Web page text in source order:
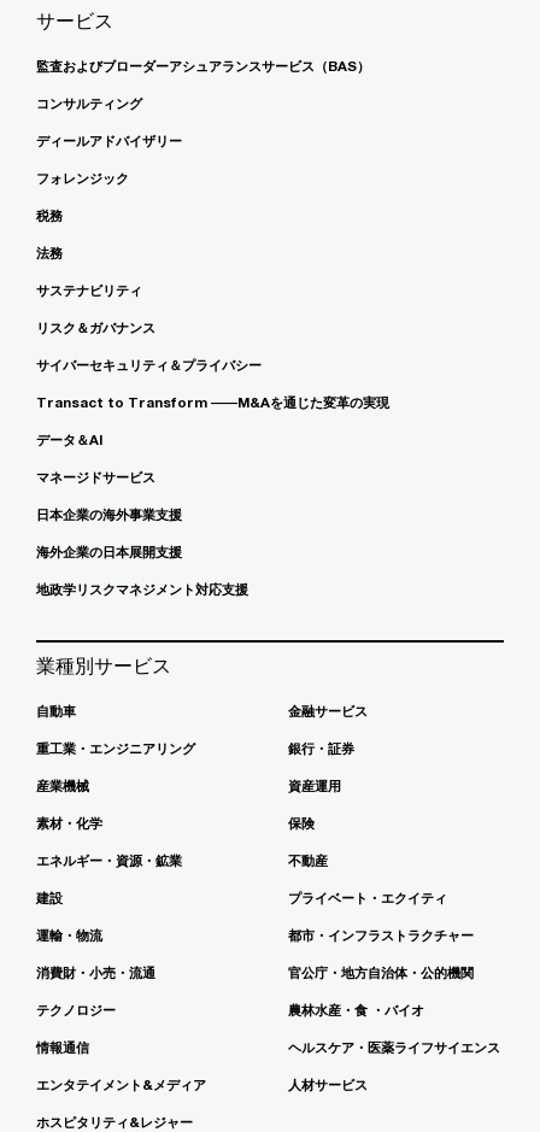
サービス
監査およびブローダーアシュアランスサービス（BAS）
コンサルティング
ディールアドバイザリー
フォレンジック
税務
法務
サステナビリティ
リスク＆ガバナンス
サイバーセキュリティ＆プライバシー
Transact to Transform ――M&Aを通じた変革の実現
データ＆AI
マネージドサービス
日本企業の海外事業支援
海外企業の日本展開支援
地政学リスクマネジメント対応支援
業種別サービス
自動車
重工業・エンジニアリング
産業機械
素材・化学
エネルギー・資源・鉱業
建設
運輸・物流
消費財・小売・流通
テクノロジー
情報通信
エンタテイメント&メディア
ホスピタリティ&レジャー
金融サービス
銀行・証券
資産運用
保険
不動産
プライベート・エクイティ
都市・インフラストラクチャー
官公庁・地方自治体・公的機関
農林水産・食 ・バイオ
ヘルスケア・医薬ライフサイエンス
人材サービス